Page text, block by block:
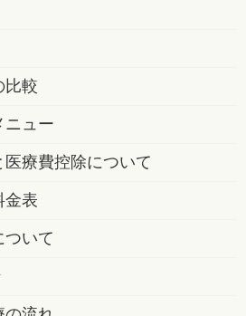
比較
ニュー
医療費控除について
金表
ついて